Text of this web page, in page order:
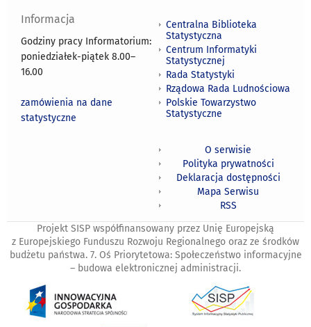
Informacja
Godziny pracy Informatorium:
poniedziałek-piątek 8.00–
16.00
zamówienia na dane
statystyczne
Centralna Biblioteka
Statystyczna
Centrum Informatyki
Statystycznej
Rada Statystyki
Rządowa Rada Ludnościowa
Polskie Towarzystwo
Statystyczne
O serwisie
Polityka prywatności
Deklaracja dostępności
Mapa Serwisu
RSS
Projekt SISP współfinansowany przez Unię Europejską
z Europejskiego Funduszu Rozwoju Regionalnego oraz ze środków
budżetu państwa. 7. Oś Priorytetowa: Społeczeństwo informacyjne
– budowa elektronicznej administracji.